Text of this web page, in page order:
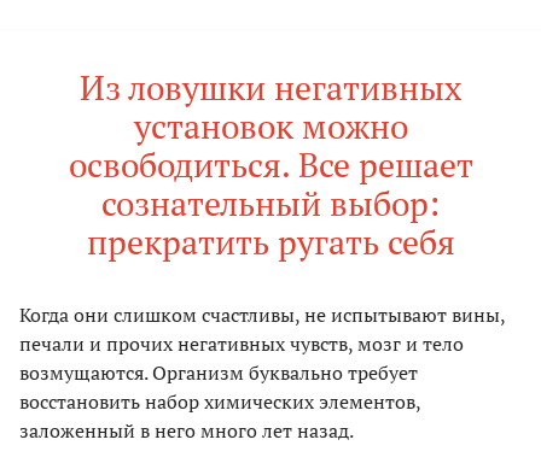
Из ловушки негативных
установок можно
освободиться. Все решает
сознательный выбор:
прекратить ругать себя
Когда они слишком счастливы, не испытывают вины,
печали и прочих негативных чувств, мозг и тело
возмущаются. Организм буквально требует
восстановить набор химических элементов,
заложенный в него много лет назад.